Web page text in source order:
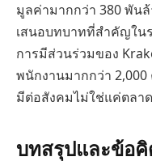
มูลค่ามากกว่า 380 พัน
เสนอบทบาทที่สำคัญใน
การมีส่วนร่วมของ
พนักงานมากกว่า
มีต่อสังคมไม่ใช่แค่ตลา
บทสรุปและข้อ